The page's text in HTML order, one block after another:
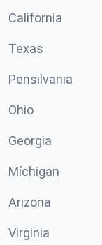
California
Texas
Pensilvania
Ohio
Georgia
Míchigan
Arizona
Virginia